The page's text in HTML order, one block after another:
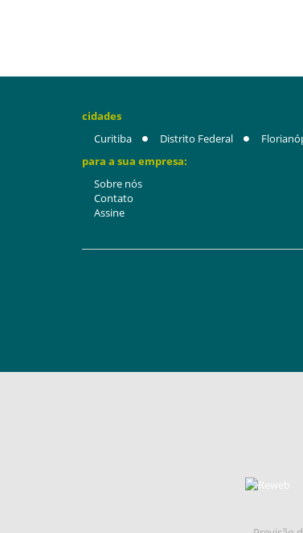
cidades
Curitiba
Distrito Federal
para a sua empresa:
Sobre nós
Contato
Assine